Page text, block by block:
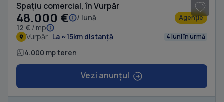
Spațiu comercial, în Vurpăr
48.000 €
/ lună
12 € / mp
Agenție
Vurpăr La ~15km distanță 4 luni în urmă
4.000 mp teren
Vezi anunțul